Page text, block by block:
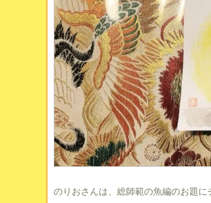
のりおさんは、総師範の魚編のお題に